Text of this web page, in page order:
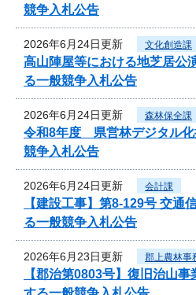
競争入札公告
2026年6月24日更新 文化創造課
高山陣屋等における地芝居公
る一般競争入札公告
2026年6月24日更新 森林保全課
令和8年度 県営林デジタル化
競争入札公告
2026年6月24日更新 会計課
【建設工事】第8-129号 交通
る一般競争入札公告
2026年6月23日更新 郡上農林事
【郡治第0803号】復旧治山